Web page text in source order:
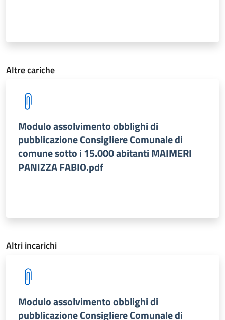
Altre cariche
Modulo assolvimento obblighi di
pubblicazione Consigliere Comunale di
comune sotto i 15.000 abitanti MAIMERI
PANIZZA FABIO.pdf
Altri incarichi
Modulo assolvimento obblighi di
pubblicazione Consigliere Comunale di